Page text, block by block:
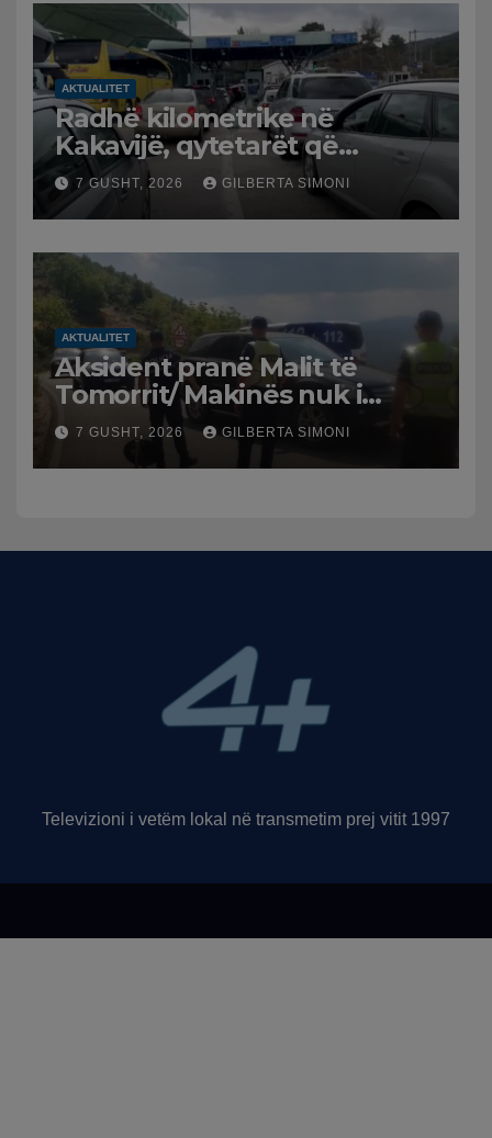
AKTUALITET
Radhë kilometrike në
Kakavijë, qytetarët që
kthehen në Shqipëri
bllokohen në temperatura të
larta, pala greke punon me
ritme të ngadalta
7 GUSHT, 2026 GILBERTA SIMONI
AKTUALITET
Aksident pranë Malit të
Tomorrit/ Makinës nuk i
punuan frenat dhe doli nga
rruga, plagosen 7 persona,
dy në gjendje të rëndë te
7 GUSHT, 2026 GILBERTA SIMONI
Televizioni i vetëm lokal në transmetim prej vitit 1997